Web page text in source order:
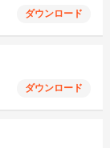
ダウンロード
ダウンロード